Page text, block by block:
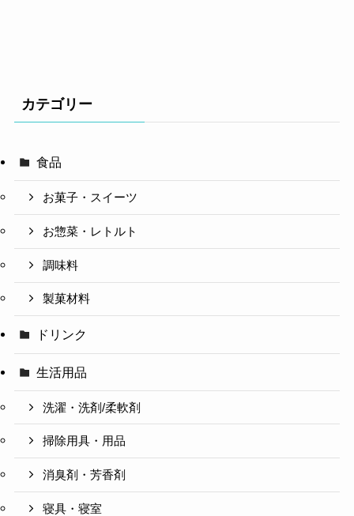
カテゴリー
食品
お菓子・スイーツ
お惣菜・レトルト
調味料
製菓材料
ドリンク
生活用品
洗濯・洗剤/柔軟剤
掃除用具・用品
消臭剤・芳香剤
寝具・寝室